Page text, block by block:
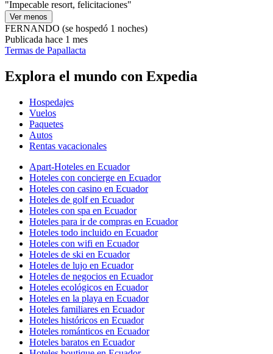
"Impecable resort, felicitaciones"
Ver menos
FERNANDO (se hospedó 1 noches)
Publicada hace 1 mes
Termas de Papallacta
Explora el mundo con Expedia
Hospedajes
Vuelos
Paquetes
Autos
Rentas vacacionales
Apart-Hoteles en Ecuador
Hoteles con concierge en Ecuador
Hoteles con casino en Ecuador
Hoteles de golf en Ecuador
Hoteles con spa en Ecuador
Hoteles para ir de compras en Ecuador
Hoteles todo incluido en Ecuador
Hoteles con wifi en Ecuador
Hoteles de ski en Ecuador
Hoteles de lujo en Ecuador
Hoteles de negocios en Ecuador
Hoteles ecológicos en Ecuador
Hoteles en la playa en Ecuador
Hoteles familiares en Ecuador
Hoteles históricos en Ecuador
Hoteles románticos en Ecuador
Hoteles baratos en Ecuador